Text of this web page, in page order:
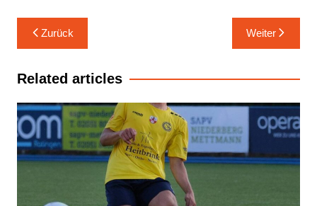
Beitrags-
Navigation
Zurück Weiter
Related articles